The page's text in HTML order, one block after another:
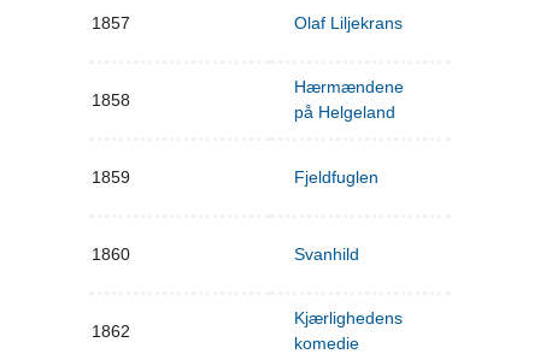
1857 Olaf Liljekrans
1858
Hærmændene
på Helgeland
1859 Fjeldfuglen
1860 Svanhild
1862
Kjærlighedens
komedie